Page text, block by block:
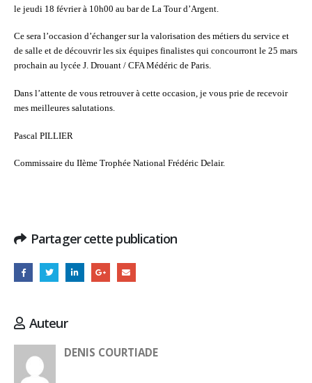
le jeudi 18 février à 10h00 au bar de La Tour d’Argent.
Ce sera l’occasion d’échanger sur la valorisation des métiers du service et
de salle et de découvrir les six équipes finalistes qui concourront le 25 mars
prochain au lycée J. Drouant / CFA Médéric de Paris.
Dans l’attente de vous retrouver à cette occasion, je vous prie de recevoir
mes meilleures salutations.
Pascal PILLIER
Commissaire du IIème Trophée National Frédéric Delair.
Partager cette publication
Auteur
DENIS COURTIADE